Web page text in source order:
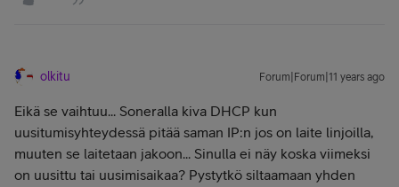
olkitu Forum|Forum|11 years ago
Eikä se vaihtuu... Soneralla kiva DHCP kun
uusitumisyhteydessä pitää saman IP:n jos on laite linjoilla,
muuten se laitetaan jakoon... Sinulla ei näy koska viimeksi
on uusittu tai uusimisaikaa? Pystytkö siltaamaan yhden